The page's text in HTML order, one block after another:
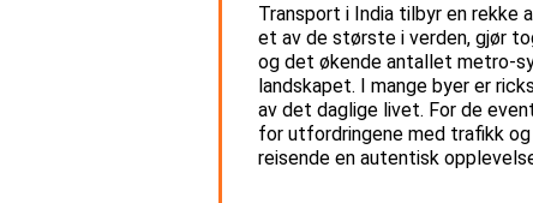
Transport i India tilbyr en rekke
et av de største i verden, gjør
og det økende antallet metro-
landskapet. I mange byer er
av det daglige livet. For de
for utfordringene med trafikk
reisende en autentisk